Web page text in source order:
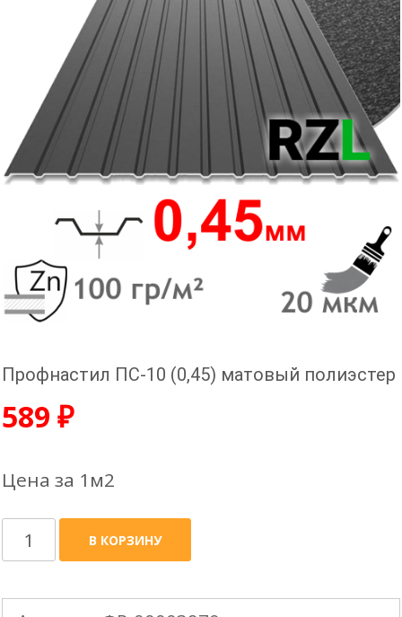
Профнастил ПС-10 (0,45) матовый полиэстер
589 ₽
Цена за 1м2
Количество
товара
Профнастил
В КОРЗИНУ